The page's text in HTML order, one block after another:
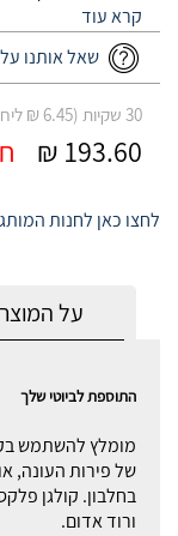
שאל אותנו
30 שקיות (6.45 ₪ ליחידה)
193.60 ₪
לחצו כאן לחנות
על המוצר
התוספת לביוטי שלך
מומלץ להשתמש
של פירות העונה,
בחלבון. קולגן
ורוד אדום.